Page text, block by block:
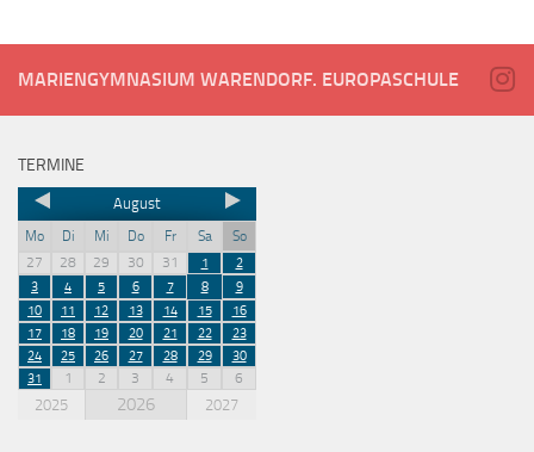
MARIENGYMNASIUM WARENDORF. EUROPASCHULE
TERMINE
August
Mo Di Mi Do Fr Sa
So
27
28 29 30 31 1
2
3
4 5 6 7 8
9
10
11 12 13 14 15
16
17
18 19 20 21 22
23
24
25 26 27 28 29
30
31
1 2 3 4 5 6
2025 2026 2027